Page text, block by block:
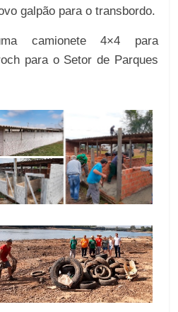
galpão para o transbordo.
camionete 4×4 para
para o Setor de Parques